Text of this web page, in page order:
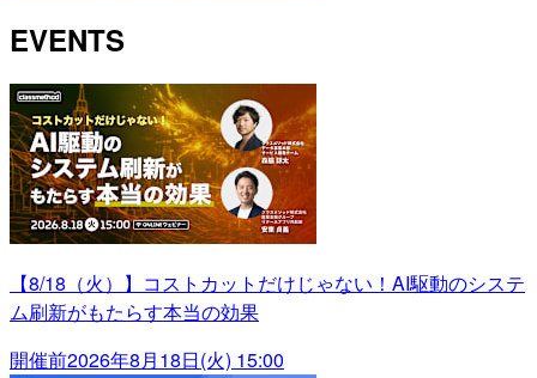
EVENTS
【8/18（火）】コストカットだけじゃない！AI駆動のシステ
ム刷新がもたらす本当の効果
開催前2026年8月18日(火) 15:00